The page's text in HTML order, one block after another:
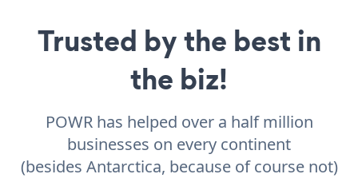
Trusted by the best in
the biz!
POWR has helped over a half million
businesses on every continent
(besides Antarctica, because of course not)